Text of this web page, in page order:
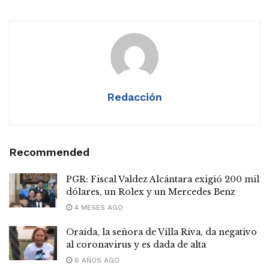
Redacción
Recommended
PGR: Fiscal Valdez Alcántara exigió 200 mil
dólares, un Rolex y un Mercedes Benz
4 MESES AGO
Oraida, la señora de Villa Riva, da negativo
al coronavirus y es dada de alta
6 AÑOS AGO